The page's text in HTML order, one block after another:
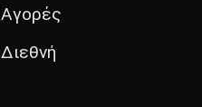
Αγορές
Διεθνή